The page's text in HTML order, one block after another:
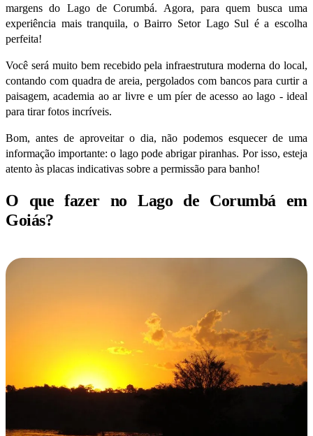
margens do Lago de Corumbá. Agora, para quem busca uma
experiência mais tranquila, o Bairro Setor Lago Sul é a escolha
perfeita!
Você será muito bem recebido pela infraestrutura moderna do local,
contando com quadra de areia, pergolados com bancos para curtir a
paisagem, academia ao ar livre e um píer de acesso ao lago - ideal
para tirar fotos incríveis.
Bom, antes de aproveitar o dia, não podemos esquecer de uma
informação importante: o lago pode abrigar piranhas. Por isso, esteja
atento às placas indicativas sobre a permissão para banho!
O que fazer no Lago de Corumbá em
Goiás?